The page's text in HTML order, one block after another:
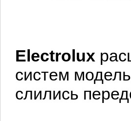
Electrolux
систем
слились